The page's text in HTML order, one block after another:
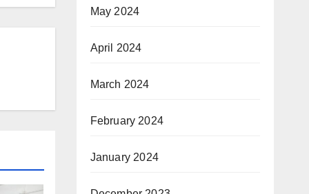
May 2024
April 2024
March 2024
February 2024
January 2024